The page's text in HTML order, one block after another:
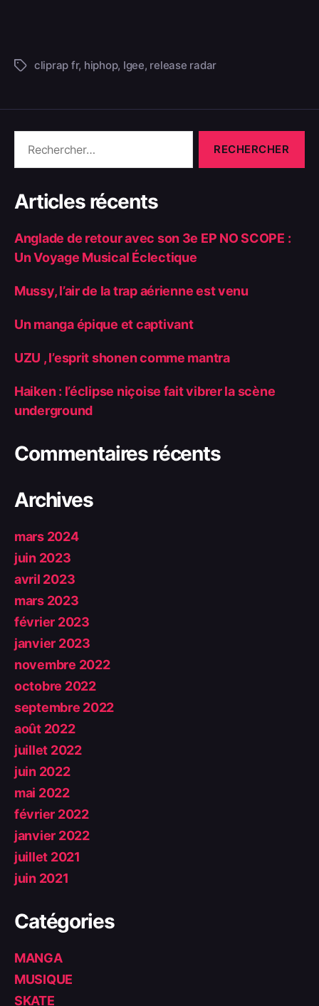
cliprap fr, hiphop, Igee, release radar
Articles récents
Anglade de retour avec son 3e EP NO SCOPE :
Un Voyage Musical Éclectique
Mussy, l’air de la trap aérienne est venu
Un manga épique et captivant
UZU , l’esprit shonen comme mantra
Haiken : l’éclipse niçoise fait vibrer la scène
underground
Commentaires récents
Archives
mars 2024
juin 2023
avril 2023
mars 2023
février 2023
janvier 2023
novembre 2022
octobre 2022
septembre 2022
août 2022
juillet 2022
juin 2022
mai 2022
février 2022
janvier 2022
juillet 2021
juin 2021
Catégories
MANGA
MUSIQUE
SKATE